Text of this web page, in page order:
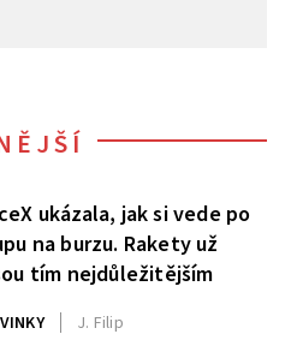
ukázala, jak si vede po
na burzu. Rakety už
tím nejdůležitějším
J. Filip